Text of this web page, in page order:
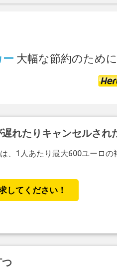
大幅な節約のために
れたりキャンセルされ
、1人あたり最大600ユーロの
してください！